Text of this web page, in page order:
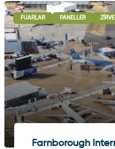
FUARLAR PANELLER
Farnborough